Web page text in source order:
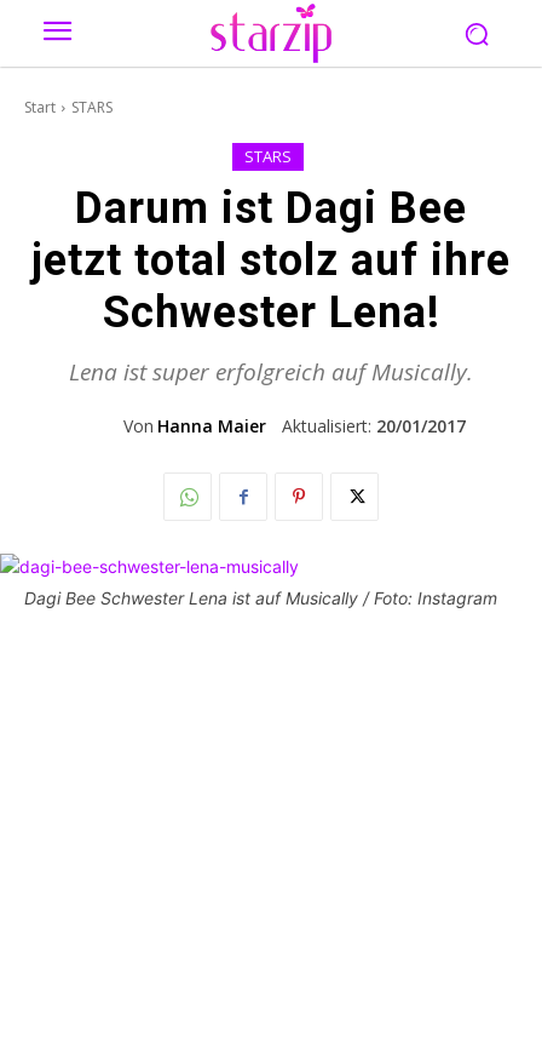
Start STARS
STARS
Darum ist Dagi Bee
jetzt total stolz auf ihre
Schwester Lena!
Lena ist super erfolgreich auf Musically.
Von Hanna Maier Aktualisiert: 20/01/2017
Dagi Bee Schwester Lena ist auf Musically / Foto: Instagram